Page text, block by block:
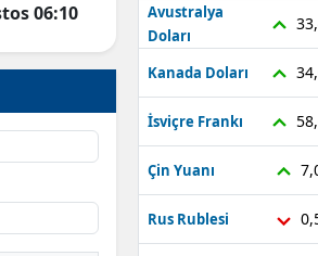
06:10
Avustralya
Doları
Kanada Doları
İsviçre Frankı
Çin Yuanı
Rus Rublesi